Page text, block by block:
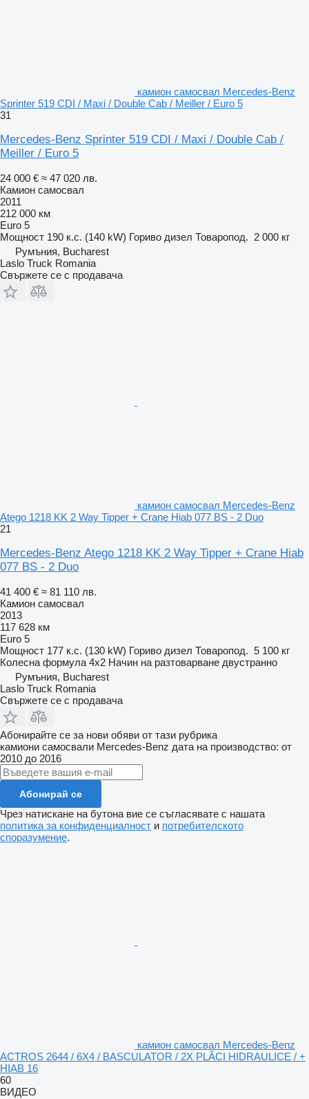
камион самосвал Mercedes-Benz
Sprinter 519 CDI / Maxi / Double Cab / Meiller / Euro 5
31
Mercedes-Benz Sprinter 519 CDI / Maxi / Double Cab /
Meiller / Euro 5
24 000 € ≈ 47 020 лв.
Камион самосвал
2011
212 000 км
Euro 5
Мощност 190 к.с. (140 kW) Гориво дизел Товаропод. 2 000 кг
Румъния, Bucharest
Laslo Truck Romania
Свържете се с продавача
камион самосвал Mercedes-Benz
Atego 1218 KK 2 Way Tipper + Crane Hiab 077 BS - 2 Duo
21
Mercedes-Benz Atego 1218 KK 2 Way Tipper + Crane Hiab
077 BS - 2 Duo
41 400 € ≈ 81 110 лв.
Камион самосвал
2013
117 628 км
Euro 5
Мощност 177 к.с. (130 kW) Гориво дизел Товаропод. 5 100 кг
Колесна формула 4x2 Начин на разтоварване двустранно
Румъния, Bucharest
Laslo Truck Romania
Свържете се с продавача
Абонирайте се за нови обяви от тази рубрика
камиони самосвали Mercedes-Benz дата на производство: от
2010 до 2016
Абонирай се
Чрез натискане на бутона вие се съгласявате с нашата
политика за конфиденциалност и потребителското
споразумение.
камион самосвал Mercedes-Benz
ACTROS 2644 / 6X4 / BASCULATOR / 2X PLĂCI HIDRAULICE / +
HIAB 16
60
ВИДЕО